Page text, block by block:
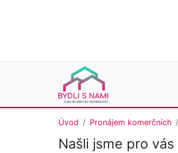
Úvod Pronájem komerčních
Našli jsme pro vás